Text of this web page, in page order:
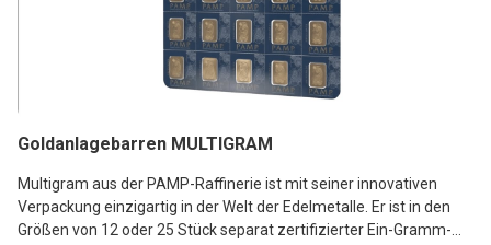
Goldanlagebarren MULTIGRAM
Multigram aus der PAMP-Raffinerie ist mit seiner innovativen
Verpackung einzigartig in der Welt der Edelmetalle. Er ist in den
Größen von 12 oder 25 Stück separat zertifizierter Ein-Gramm-